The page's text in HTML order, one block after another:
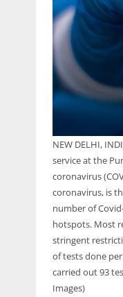
NEW DELHI,
service at the
coronavirus
coronavirus, is
number of
hotspots. Most
stringent
of tests done
carried out 93
Images)